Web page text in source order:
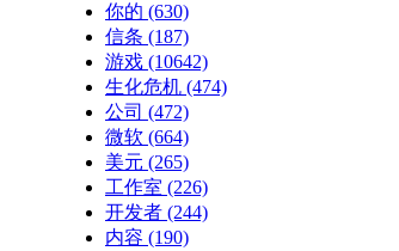
你的 (630)
信条 (187)
游戏 (10642)
生化危机 (474)
公司 (472)
微软 (664)
美元 (265)
工作室 (226)
开发者 (244)
内容 (190)